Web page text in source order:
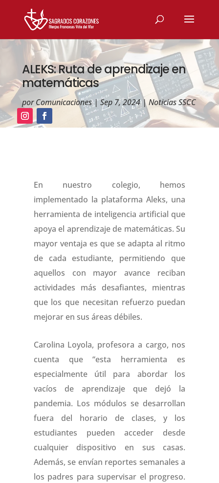
ALEKS: Ruta de aprendizaje en
matemáticas
porComunicaciones|Sep 7, 2024| Noticias SSCC
En nuestro colegio, hemos
implementado la plataforma Aleks, una
herramienta de inteligencia artificial que
apoya el aprendizaje de matemáticas. Su
mayor ventaja es que se adapta al ritmo
de cada estudiante, permitiendo que
aquellos con mayor avance reciban
actividades más desafiantes, mientras
que los que necesitan refuerzo puedan
mejorar en sus áreas débiles.
Carolina Loyola, profesora a cargo, nos
cuenta que “esta herramienta es
especialmente útil para abordar los
vacíos de aprendizaje que dejó la
pandemia. Los módulos se desarrollan
fuera del horario de clases, y los
estudiantes pueden acceder desde
cualquier dispositivo en sus casas.
Además, se envían reportes semanales a
los padres para supervisar el progreso.